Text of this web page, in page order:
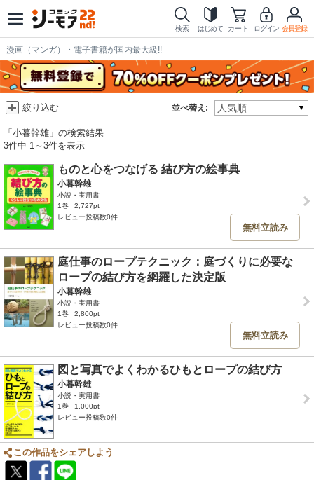
検索 はじめて カート ログイン 会員登録
漫画（マンガ）・電子書籍が国内最大級!!
並べ替え:
絞り込む
「小暮幹雄」の検索結果
3件中 1～3件を表示
ものと心をつなげる 結び方の絵事典
小暮幹雄
小説・実用書
1巻
2,727pt
レビュー投稿数0件
無料立読み
庭仕事のロープテクニック：庭づくりに必要な
ロープの結び方を網羅した決定版
小暮幹雄
小説・実用書
1巻
2,800pt
レビュー投稿数0件
無料立読み
図と写真でよくわかるひもとロープの結び方
小暮幹雄
小説・実用書
1巻
1,000pt
レビュー投稿数0件
この作品をシェアしよう